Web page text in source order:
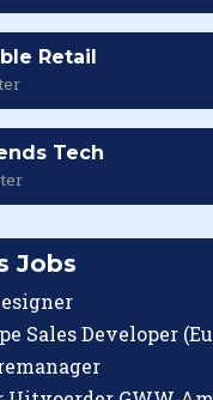
Retail
Tech
Jobs
Sales Developer